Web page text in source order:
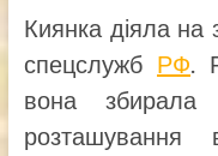
Киянка діяла на
спецслужб РФ.
вона збирала
розташування